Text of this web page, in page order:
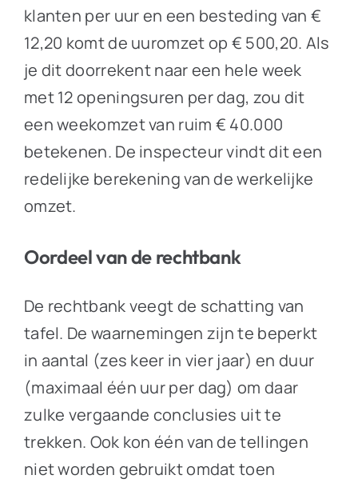
klanten per uur en een besteding van €
12,20 komt de uuromzet op € 500,20. Als
je dit doorrekent naar een hele week
met 12 openingsuren per dag, zou dit
een weekomzet van ruim € 40.000
betekenen. De inspecteur vindt dit een
redelijke berekening van de werkelijke
omzet.
Oordeel van de rechtbank
De rechtbank veegt de schatting van
tafel. De waarnemingen zijn te beperkt
in aantal (zes keer in vier jaar) en duur
(maximaal één uur per dag) om daar
zulke vergaande conclusies uit te
trekken. Ook kon één van de tellingen
niet worden gebruikt omdat toen